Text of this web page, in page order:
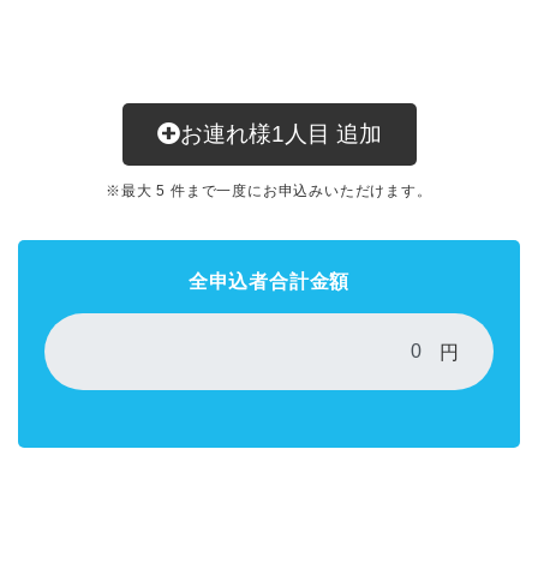
お連れ様1 人目 追加
※最大 5 件まで一度にお申込みいただけます。
全申込者合計金額
円